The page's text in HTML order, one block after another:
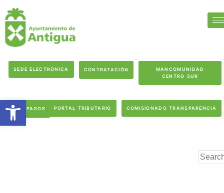
SEDE ELECTRÓNICA CONTRATACIÓN
MANCOMUNIDAD
CENTRO SUR
PAGOS PORTAL TRIBUTARIO COMISIONADO TRANSPARENCIA
Abrir barra de herramientas